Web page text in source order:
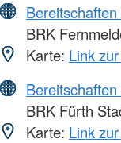
BRK
Karte: Link
BRK Fürth
Karte: Link